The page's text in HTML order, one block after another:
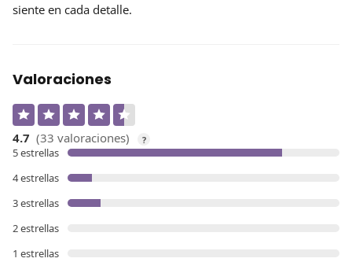
siente en cada detalle.
Valoraciones
4.7 (33 valoraciones) ?
5 estrellas
4 estrellas
3 estrellas
2 estrellas
1 estrellas